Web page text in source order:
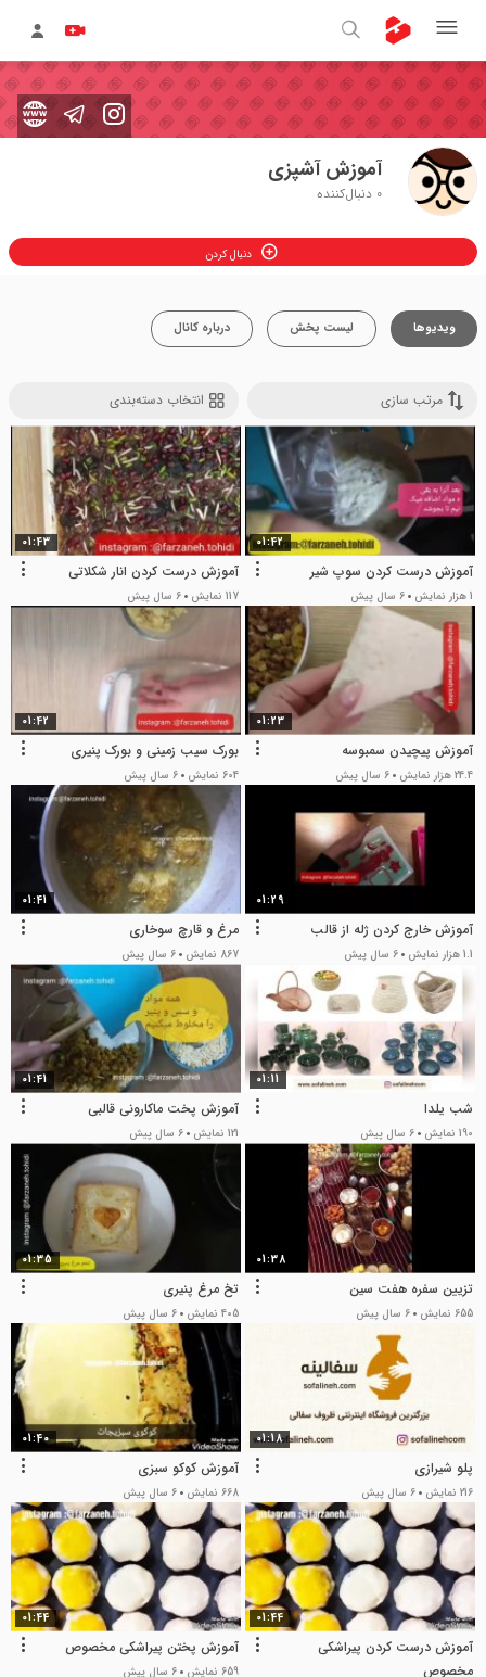
آموزش آشپزی
0 دنبال‌کننده
دنبال کردن
ویدیوها لیست پخش درباره کانال
انتخاب دسته‌بندی مرتب سازی
01:42
آموزش درست کردن سوپ شیر
1 هزار نمایش 6 سال پیش
01:43
آموزش درست کردن انار شکلاتی
117 نمایش 6 سال پیش
01:23
آموزش پیچیدن سمبوسه
24.4 هزار نمایش 6 سال پیش
01:42
بورک سیب زمینی و بورک پنیری
604 نمایش 6 سال پیش
01:29
آموزش خارج کردن ژله از قالب
1.1 هزار نمایش 6 سال پیش
01:41
مرغ و قارچ سوخاری
867 نمایش 6 سال پیش
01:11
شب یلدا
190 نمایش 6 سال پیش
01:41
آموزش پخت ماکارونی قالبی
121 نمایش 6 سال پیش
01:38
تزیین سفره هفت سین
655 نمایش 6 سال پیش
01:35
تخ مرغ پنیری
405 نمایش 6 سال پیش
01:18
پلو شیرازی
216 نمایش 6 سال پیش
01:40
آموزش کوکو سبزی
668 نمایش 6 سال پیش
01:44
آموزش درست کردن پیراشکی
مخصوص
01:44
آموزش پختن پیراشکی مخصوص
659 نمایش 6 سال پیش